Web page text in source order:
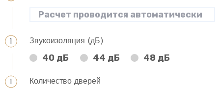
Звукоизоляция (дБ)
40 дБ 44 дБ 48 дБ
Количество дверей